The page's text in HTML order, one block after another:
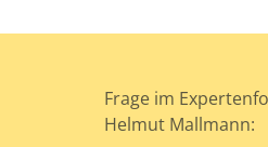
Frage im
Helmut Mallmann: